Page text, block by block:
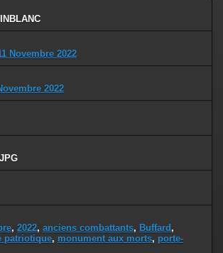
Novembre 2022
2022
, 2022, anciens combattants, Buffard,
patriotique, monument aux morts, porte-